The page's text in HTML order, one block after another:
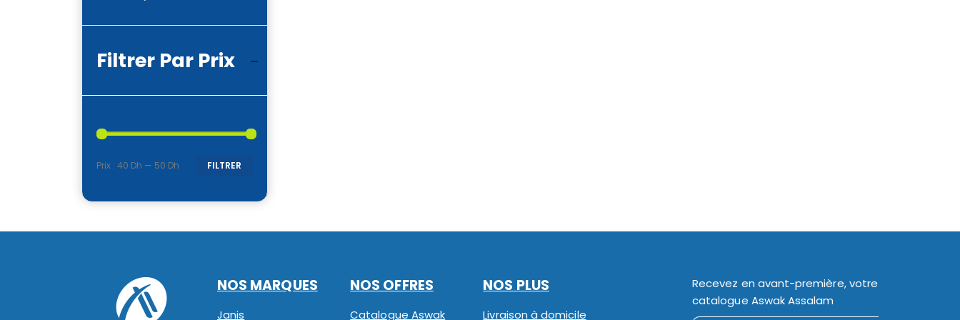
Filtrer Par Prix
FILTRER
Prix : 40 Dh — 50 Dh
NOS MARQUES
Janis
NOS OFFRES
Catalogue Aswak
NOS PLUS
Livraison à domicile
Recevez en avant-première, votre
catalogue Aswak Assalam